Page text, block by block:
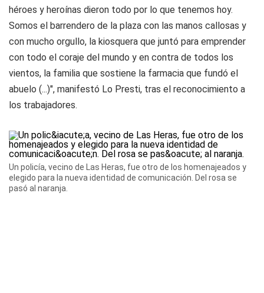
héroes y heroínas dieron todo por lo que tenemos hoy.
Somos el barrendero de la plaza con las manos callosas y
con mucho orgullo, la kiosquera que juntó para emprender
con todo el coraje del mundo y en contra de todos los
vientos, la familia que sostiene la farmacia que fundó el
abuelo (...)", manifestó Lo Presti, tras el reconocimiento a
los trabajadores.
Un policía, vecino de Las Heras, fue otro de los homenajeados y
elegido para la nueva identidad de comunicación. Del rosa se
pasó al naranja.